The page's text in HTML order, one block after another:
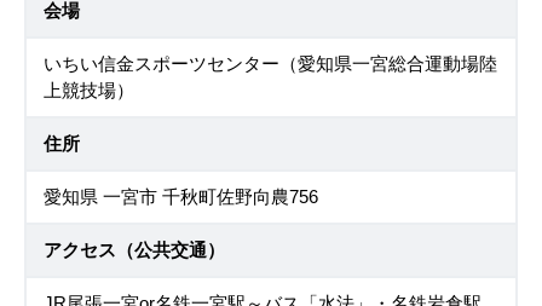
会場
いちい信金スポーツセンター（愛知県一宮総合運動場陸
上競技場）
住所
愛知県 一宮市 千秋町佐野向農756
アクセス（公共交通）